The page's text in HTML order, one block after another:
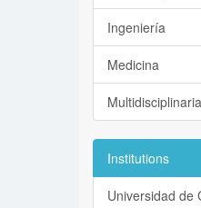
Ingeniería
Medicina
Institutions
Universidad de